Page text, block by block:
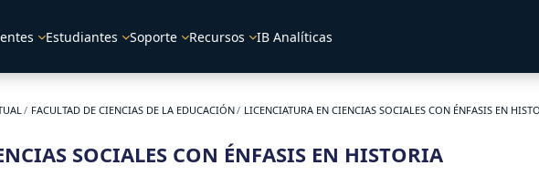
Estudiantes Soporte Recursos IB Analíticas
FACULTAD DE CIENCIAS DE LA EDUCACIÓN LICENCIATURA EN CIENCIAS SOCIALES CON ÉNFASIS EN
SOCIALES CON ÉNFASIS EN HISTORIA